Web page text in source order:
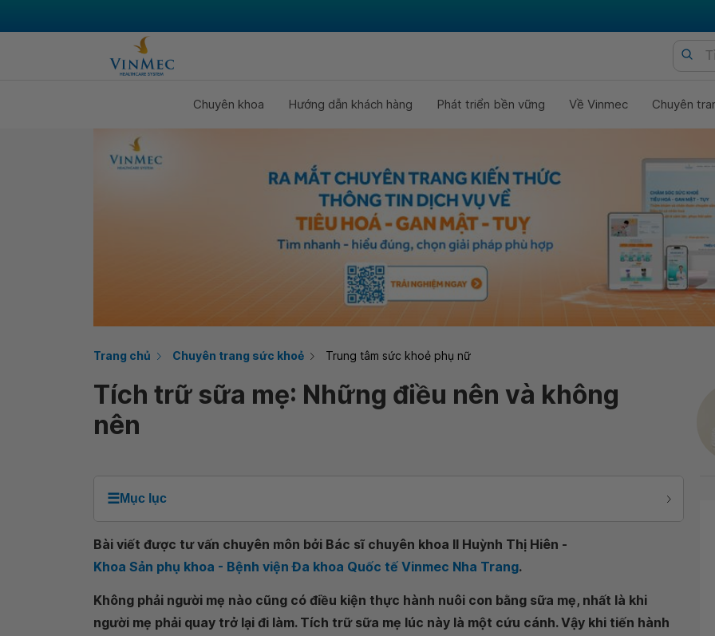
Chuyên khoa Hướng dẫn khách hàng Phát triển bền vững Về Vinmec Chuyên
Trang chủ Chuyên trang sức khoẻ Trung tâm sức khoẻ phụ nữ
Tích trữ sữa mẹ: Những điều nên và không
nên
☰Mục lục
Bài viết được tư vấn chuyên môn bởi Bác sĩ chuyên khoa II Huỳnh Thị Hiên -
Khoa Sản phụ khoa - Bệnh viện Đa khoa Quốc tế Vinmec Nha Trang.
Không phải người mẹ nào cũng có điều kiện thực hành nuôi con bằng sữa mẹ, nhất là khi
người mẹ phải quay trở lại đi làm. Tích trữ sữa mẹ lúc này là một cứu cánh. Vậy khi tiến hành